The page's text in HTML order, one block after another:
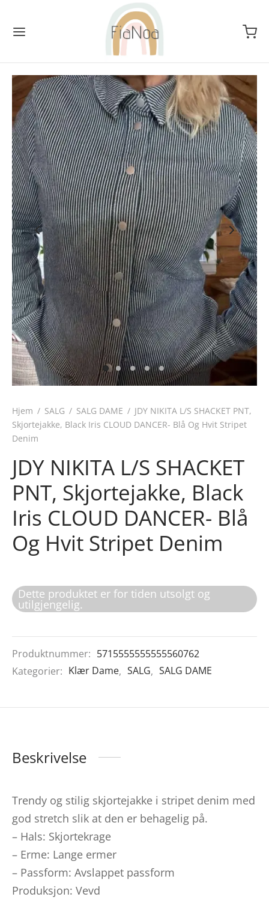
Hjem / SALG / SALG DAME / JDY NIKITA L/S SHACKET PNT,
Skjortejakke, Black Iris CLOUD DANCER- Blå Og Hvit Stripet
Denim
JDY NIKITA L/S SHACKET
PNT, Skjortejakke, Black
Iris CLOUD DANCER- Blå
Og Hvit Stripet Denim
Dette produktet er for tiden utsolgt og
utilgjengelig.
Produktnummer: 5715555555555560762
Kategorier: Klær Dame, SALG, SALG DAME
Beskrivelse
Trendy og stilig skjortejakke i stripet denim med
god stretch slik at den er behagelig på.
– Hals: Skjortekrage
– Erme: Lange ermer
– Passform: Avslappet passform
Produksjon: Vevd